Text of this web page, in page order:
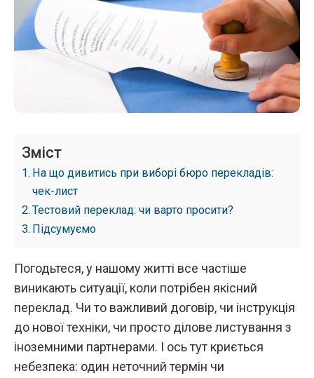
Зміст
На що дивитись при виборі бюро перекладів:
чек-лист
Тестовий переклад: чи варто просити?
Підсумуємо
Погодьтеся, у нашому житті все частіше
виникають ситуації, коли потрібен якісний
переклад. Чи то важливий договір, чи інструкція
до нової техніки, чи просто ділове листування з
іноземними партнерами. І ось тут криється
небезпека: один неточний термін чи